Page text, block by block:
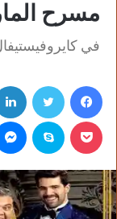
مسرح
في